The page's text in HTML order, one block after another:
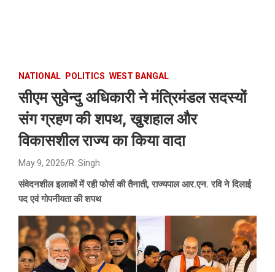
NATIONAL POLITICS WEST BANGAL
सीएम सुवेन्दु अधिकारी ने मंत्रिमंडल सदस्यों
संग ग्रहण की शपथ, खुशहाल और
विकासशील राज्य का किया वादा
May 9, 2026 R. Singh
संवेदनशील इलाकों में रही फोर्स की तैनाती, राज्यपाल आर.एन. रवि ने दिलाई
पद एवं गोपनीयता की शपथ